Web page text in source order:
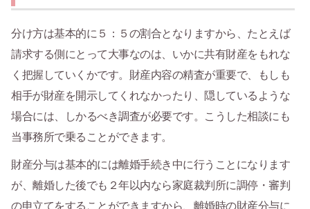
分け方は基本的に５：５の割合となりますから、たとえば
請求する側にとって大事なのは、いかに共有財産をもれな
く把握していくかです。財産内容の精査が重要で、もしも
相手が財産を開示してくれなかったり、隠しているような
場合には、しかるべき調査が必要です。こうした相談にも
当事務所で乗ることができます。
財産分与は基本的には離婚手続き中に行うことになります
が、離婚した後でも２年以内なら家庭裁判所に調停・審判
の申立てをすることができますから、離婚時の財産分与に